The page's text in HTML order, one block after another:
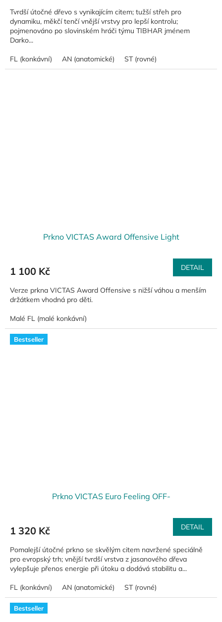
Tvrdší útočné dřevo s vynikajícím citem; tužší střeh pro
dynamiku, měkčí tenčí vnější vrstvy pro lepší kontrolu;
pojmenováno po slovinském hráči týmu TIBHAR jménem
Darko...
FL (konkávní) AN (anatomické) ST (rovné)
Prkno VICTAS Award Offensive Light
1 100 Kč DETAIL
Verze prkna VICTAS Award Offensive s nižší váhou a menším
držátkem vhodná pro děti.
Malé FL (malé konkávní)
Bestseller
Prkno VICTAS Euro Feeling OFF-
1 320 Kč DETAIL
Pomalejší útočné prkno se skvělým citem navržené speciálně
pro evropský trh; vnější tvrdší vrstva z jasanového dřeva
vylepšuje přenos energie při útoku a dodává stabilitu a...
FL (konkávní) AN (anatomické) ST (rovné)
Bestseller